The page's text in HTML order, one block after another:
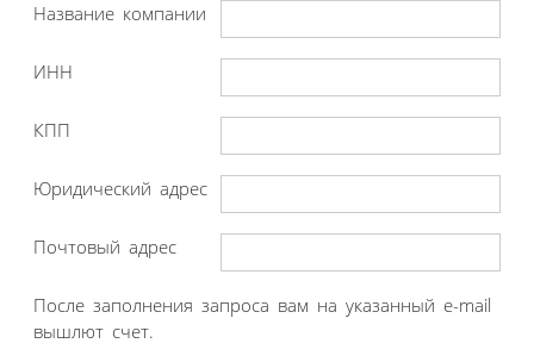
Название компании
ИНН
КПП
Юридический адрес
Почтовый адрес
После заполнения запроса вам на указанный e-mail
вышлют счет.